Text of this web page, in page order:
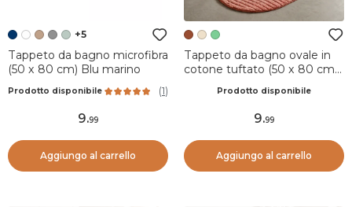
+5
Tappeto da bagno microfibra
(50 x 80 cm) Blu marino
Prodotto disponibile (1)
9.99
Aggiungo al carrello
Tappeto da bagno ovale in
cotone tuftato (50 x 80 cm)
Prodotto disponibile
9.99
Aggiungo al carrello